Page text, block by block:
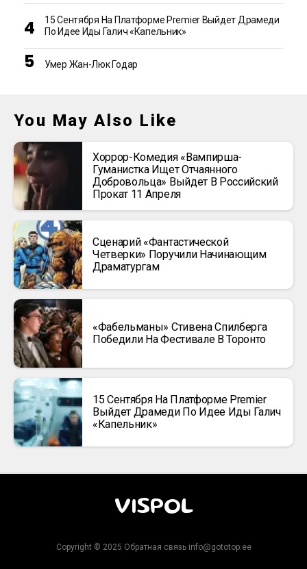
15 Сентября На Платформе Premier Выйдет Драмеди
По Идее Иды Галич «Капельник»
Умер Жан-Люк Годар
You May Also Like
Хоррор-Комедия «Вампирша-
Гуманистка Ищет Отчаянного
Добровольца» Выйдет В Российский
Прокат 11 Апреля
Сценарий «Фантастической
Четверки» Поручили Начинающим
Драматургам
«Фабельманы» Стивена Спилберга
Победили На Фестивале В Торонто
15 Сентября На Платформе Premier
Выйдет Драмеди По Идее Иды Галич
«Капельник»
VISPOL
Copyright © 2025 Обратная связь info@gototop.ee